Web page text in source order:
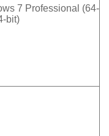
7 Professional (64-
bit)